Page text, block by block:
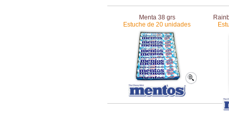
Menta 38 grs
Estuche de 20 unidades